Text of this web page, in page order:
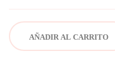
AÑADIR AL CARRITO